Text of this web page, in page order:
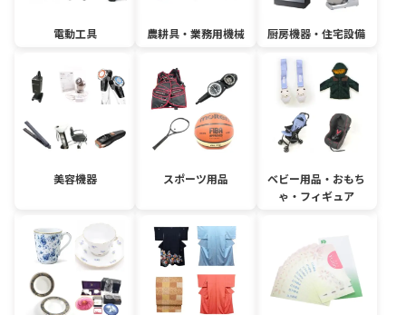
電動工具 農耕具・業務用機械 厨房機器・住宅設備
美容機器 スポーツ用品
ベビー用品・おもち
ゃ・フィギュア